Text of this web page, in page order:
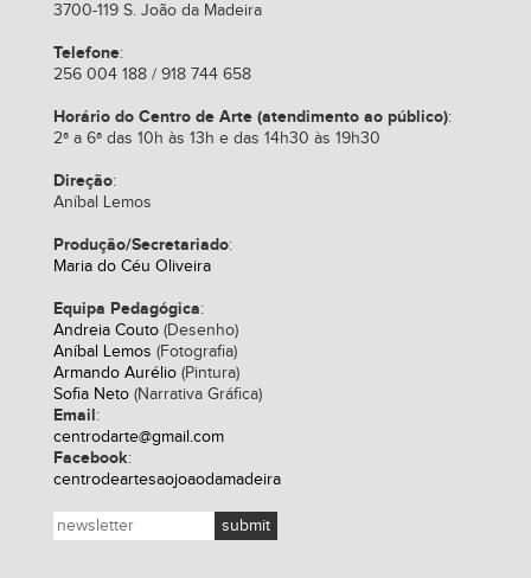
3700-119 S. João da Madeira
Telefone:
256 004 188 / 918 744 658
Horário do Centro de Arte (atendimento ao público):
2ª a 6ª das 10h às 13h e das 14h30 às 19h30
Direção:
Aníbal Lemos
Produção/Secretariado:
Maria do Céu Oliveira
Equipa Pedagógica:
Andreia Couto (Desenho)
Aníbal Lemos (Fotografia)
Armando Aurélio (Pintura)
Sofia Neto (Narrativa Gráfica)
Email:
centrodarte@gmail.com
Facebook:
centrodeartesaojoaodamadeira